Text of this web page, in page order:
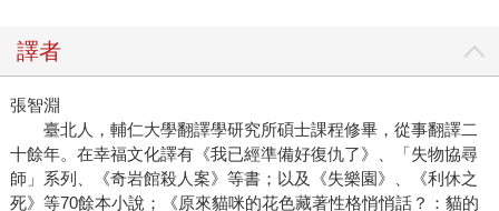
譯者
張智淵
臺北人，輔仁大學翻譯學研究所碩士課程修畢，從事翻譯二
十餘年。在幸福文化譯有《我已經準備好復仇了》、「失物協尋
師」系列、《奇岩館殺人案》等書；以及《失樂園》、《利休之
死》等70餘本小說；《原來貓咪的花色藏著性格悄悄話？：貓的